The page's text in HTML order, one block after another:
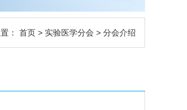
： 首页 > 实验医学分会 > 分会介绍